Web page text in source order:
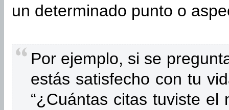
un determinado punto o
Por ejemplo, si se
estás satisfecho con tu
“¿Cuántas citas tuviste el